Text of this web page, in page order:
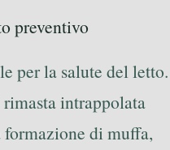
preventivo
per la salute del letto.
intrappolata
di muffa,